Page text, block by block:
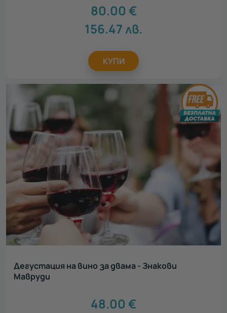
80.00 €
156.47лв.
КУПИ
Дегустация на вино за двама - Знакови
Мавруди
48.00 €